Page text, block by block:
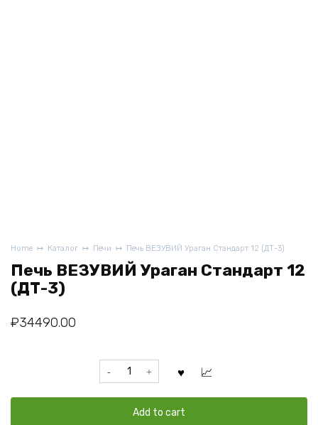
Home Каталог Печи Печь ВЕЗУВИЙ Ураган Стандарт 12 (ДТ-3)
Печь ВЕЗУВИЙ Ураган Стандарт 12
(ДТ-3)
₽34490.00
ВЕЗУВИЙ
Ураган
СтандартAdd to cart